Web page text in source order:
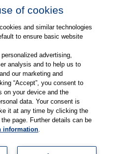
of cookies
and similar technologies
to ensure basic website
advertising,
analysis and to help us to
our marketing and
“Accept”, you consent to
on your device and the
data. Your consent is
it at any time by clicking the
page. Further details can be
information.